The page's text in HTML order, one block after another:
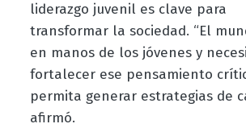
liderazgo juvenil es clave para
transformar la sociedad. “El
en manos de los jóvenes y
fortalecer ese pensamiento
permita generar estrategias de
afirmó.